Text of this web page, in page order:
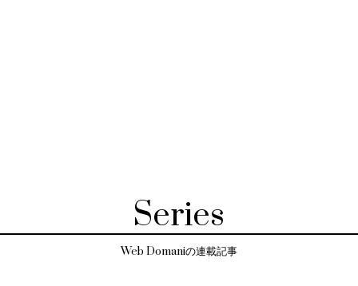
Series
Web Domaniの連載記事